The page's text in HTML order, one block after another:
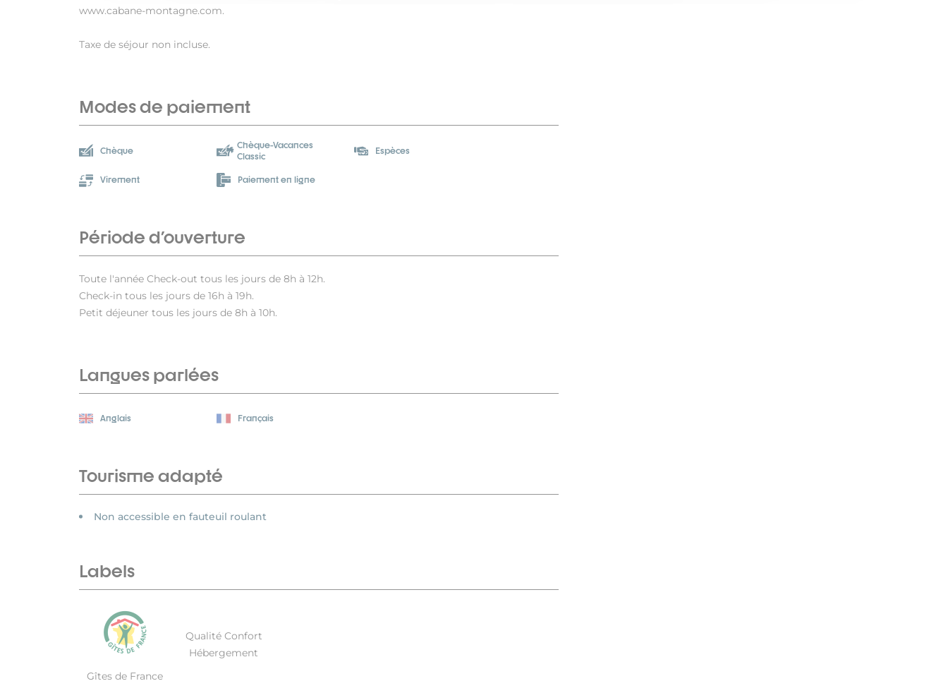
www.cabane-montagne.com.
Taxe de séjour non incluse.
Modes de paiement
Chèque
Chèque-Vacances
Classic
Espèces
Virement Paiement en ligne
Période d'ouverture
Toute l'année Check-out tous les jours de 8h à 12h.
Check-in tous les jours de 16h à 19h.
Petit déjeuner tous les jours de 8h à 10h.
Langues parlées
Anglais Français
Tourisme adapté
Non accessible en fauteuil roulant
Labels
Gîtes de France
Qualité Confort
Hébergement